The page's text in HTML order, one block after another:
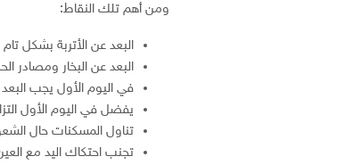
ومن أهم تلك النقاط:
البعد عن الأتربة بشكل
البعد عن البخار ومصادر
في اليوم الأول يجب
يفضل في اليوم الأول
تناول المسكنات حال
تجنب احتكاك اليد مع العين